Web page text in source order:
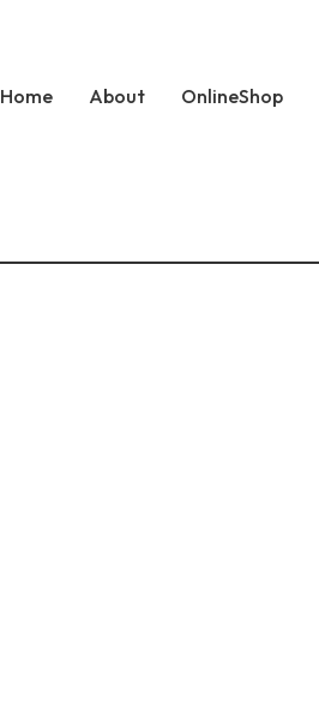
Home About OnlineShop